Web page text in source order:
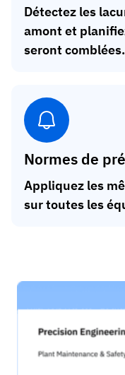
Détectez les
amont et
seront comblées.
Normes de
Appliquez les
sur toutes les